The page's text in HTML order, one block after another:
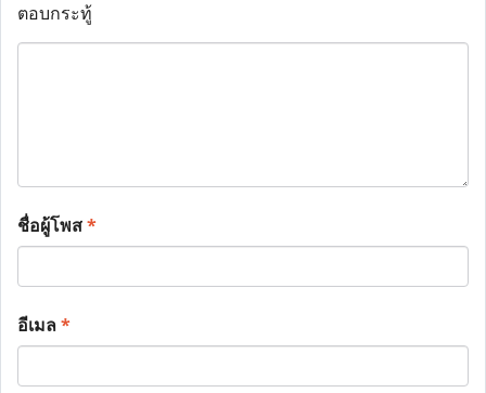
ตอบกระทู้
ชื่อผู้โพส*
อีเมล*